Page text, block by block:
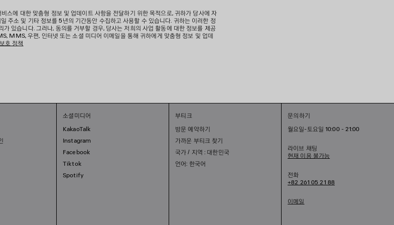
스에 대한 맞춤형 정보 및 업데이트 사항을 전달하기 위한 목적으로, 귀하가 당사에 자
주소 및 기타 정보를 5년의 기간동안 수집하고 사용할 수 있습니다. 귀하는 이러한 정
있습니다. 그러나, 동의를 거부할 경우, 당사는 저희의 사업 활동에 대한 정보를 제공
MMS, 우편, 인터넷 또는 소셜 미디어 이메일을 통해 귀하에게 맞춤형 정보 및 업데
호 정책
소셜미디어
KakaoTalk
Instagram
Facebook
Tiktok
Spotify
부티크
방문 예약하기
가까운 부티크 찾기
국가 / 지역 : 대한민국
언어: 한국어
문의하기
월요일-토요일 10:00 - 21:00
라이브 채팅
현재 이용 불가능
전화
+82 261 05 21 88
이메일